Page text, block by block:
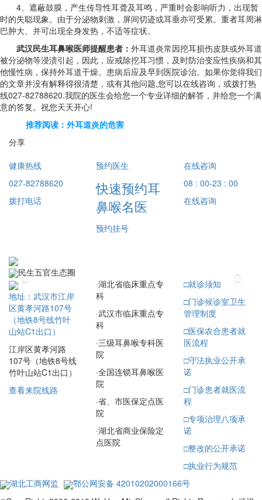
4、遮蔽鼓膜，产生传导性耳聋及耳鸣，严重时会影响听力，出现暂
时的失聪现象。由于分泌物刺激，屏间切迹或耳垂亦可受累。重者耳周淋
巴肿大、并可出现全身发热，不适等症状。
武汉民生耳鼻喉医师提醒患者： 外耳道炎常因挖耳损伤皮肤或外耳道
被分泌物等浸渍引起，因此，应戒除挖耳习惯，及时防治变应性疾病和其
他慢性病，保持外耳道干燥。患病后应及早到医院诊治。如果你觉得我们
的文章并没有解释得很清楚，或有其他问题,您可以在线咨询，或拨打热
线027-82788620.我院的医生会给您一个专业详细的解答，并给您一个满
意的答复。祝您天天开心!
推荐阅读：外耳道炎的危害
分享
健康热线
027-82788620
拨打电话
预约医生
快速预约耳
鼻喉名医
预约挂号
在线咨询
08 : 00-23 : 00
在线咨询
民生五官生态圈
Previous Next
地址：武汉市江岸
区黄孝河路107号
（地铁8号线竹叶
山站C1出口）
江岸区黄孝河路
107号（地铁8号线
竹叶山站C1出口）
查看来院线路
·湖北省临床重点专
科
·武汉市临床重点专
科
·三级耳鼻喉专科医
院
·全国连锁耳鼻喉医
院
·省、市医保定点医
院
·湖北省商业保险定
点医院
□就诊须知
□门诊候诊室卫生
管理制度
□医保农合患者就
医流程
□守法执业公开承
诺
□门诊患者就医流
程
□专项治理八项承
诺
□整改的公开承诺
□执业行为规范
湖北工商网监
鄂公网安备 42010202000166号